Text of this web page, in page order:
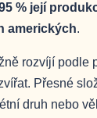
% její
amerických.
rozvíjí podle
Přesné
druh nebo